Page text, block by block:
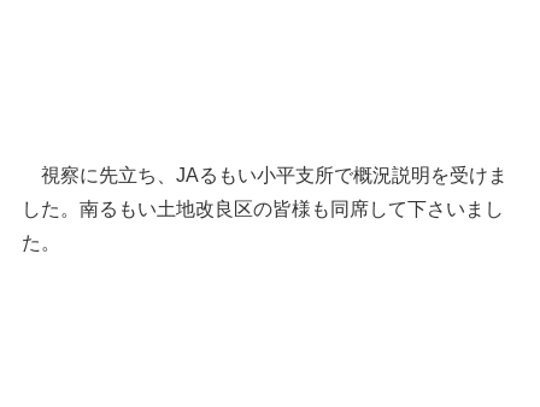
視察に先立ち、JAるもい小平支所で概況説明を受けま
した。南るもい土地改良区の皆様も同席して下さいまし
た。